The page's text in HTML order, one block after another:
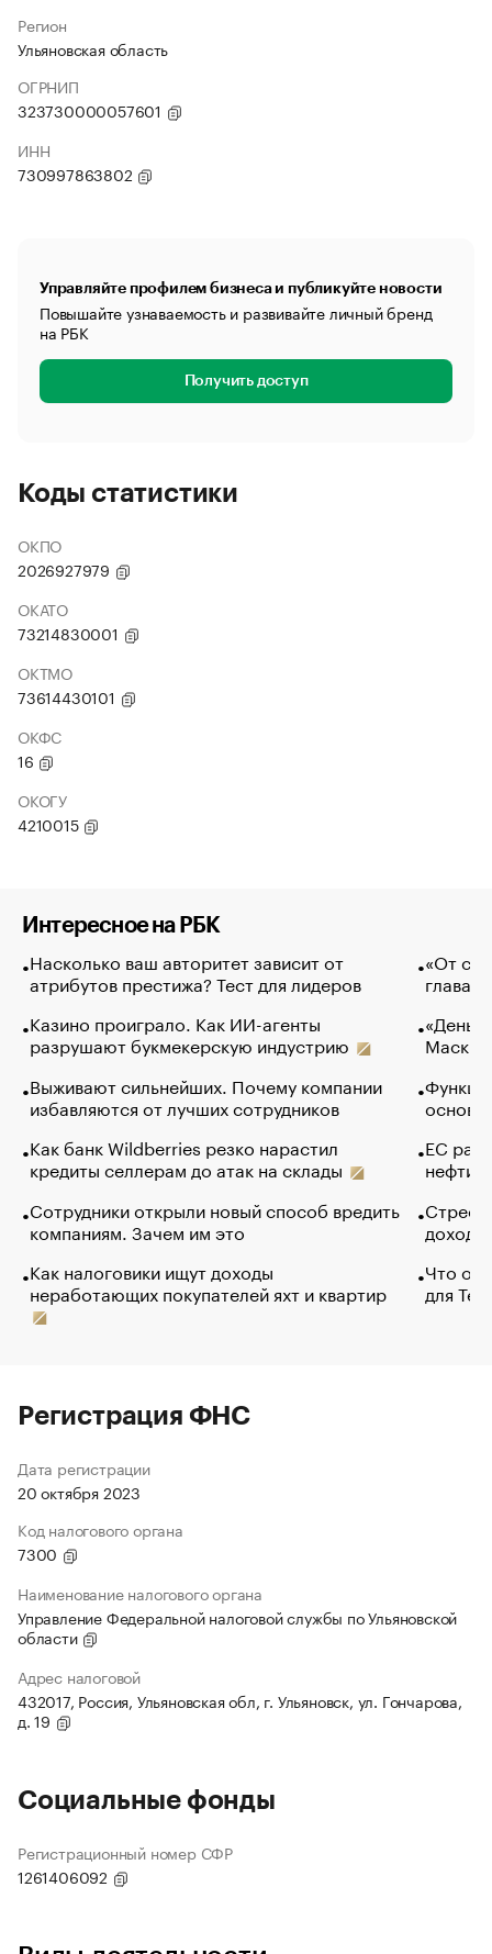
Регион
Ульяновская область
ОГРНИП
323730000057601
ИНН
730997863802
Управляйте профилем бизнеса и публикуйте новости
Повышайте узнаваемость и развивайте личный бренд
на РБК
Получить доступ
Коды статистики
ОКПО
2026927979
ОКАТО
73214830001
ОКТМО
73614430101
ОКФС
16
ОКОГУ
4210015
Интересное на РБК
Насколько ваш авторитет зависит от
атрибутов престижа? Тест для лидеров
Казино проиграло. Как ИИ-агенты
разрушают букмекерскую индустрию
Выживают сильнейших. Почему компании
избавляются от лучших сотрудников
Как банк Wildberries резко нарастил
кредиты селлерам до атак на склады
Сотрудники открыли новый способ вредить
компаниям. Зачем им это
Как налоговики ищут доходы
неработающих покупателей яхт и квартир
«От
глава
Маск в
основ
ЕС
нефти
Что
для
Регистрация ФНС
Дата регистрации
20 октября 2023
Код налогового органа
7300
Наименование налогового органа
Управление Федеральной налоговой службы по Ульяновской
области
Адрес налоговой
432017, Россия, Ульяновская обл, г. Ульяновск, ул. Гончарова,
д. 19
Социальные фонды
Регистрационный номер СФР
1261406092